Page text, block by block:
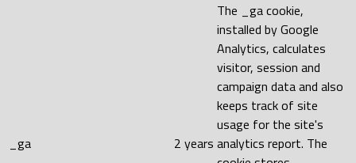
_ga 2 years
The _ga cookie,
installed by Google
Analytics, calculates
visitor, session and
campaign data and also
keeps track of site
usage for the site's
analytics report. The